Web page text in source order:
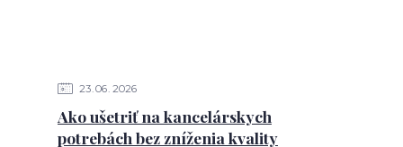
23 06 2026
Ako ušetriť na kancelárskych
potrebách bez zníženia kvality